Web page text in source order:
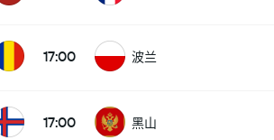
17:00 波兰
17:00 黑山